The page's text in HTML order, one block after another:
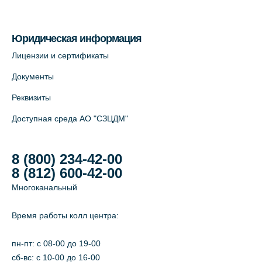
Юридическая информация
Лицензии и сертификаты
Документы
Реквизиты
Доступная среда АО "СЗЦДМ"
8 (800) 234-42-00
8 (812) 600-42-00
Многоканальный
Время работы колл центра:
пн-пт: c 08-00 до 19-00
сб-вс: с 10-00 до 16-00